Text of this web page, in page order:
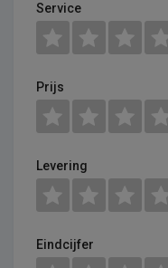
Service
Prijs
Levering
Eindcijfer